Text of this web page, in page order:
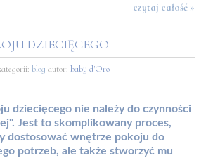
czytaj całość »
DZIECIĘCEGO
blog autor: baby d'Oro
dziecięcego nie należy do czynności
Jest to skomplikowany proces,
dostosować wnętrze pokoju do
potrzeb, ale także stworzyć mu